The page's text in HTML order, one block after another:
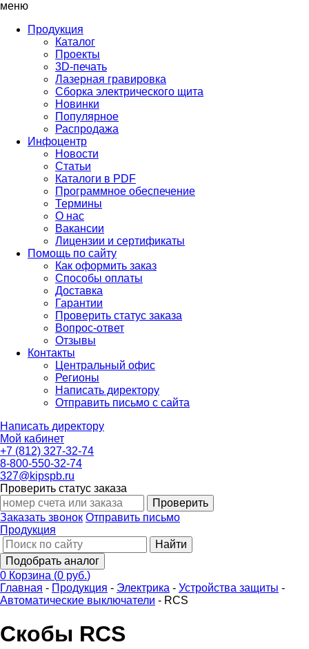
меню
Продукция
Каталог
Проекты
3D-печать
Лазерная гравировка
Сборка электрического щита
Новинки
Популярное
Распродажа
Инфоцентр
Новости
Статьи
Каталоги в PDF
Программное обеспечение
Термины
О нас
Вакансии
Лицензии и сертификаты
Помощь по сайту
Как оформить заказ
Способы оплаты
Доставка
Гарантии
Проверить статус заказа
Вопрос-ответ
Отзывы
Контакты
Центральный офис
Регионы
Написать директору
Отправить письмо с сайта
Написать директору
Мой кабинет
+7 (812) 327-32-74
8-800-550-32-74
327@kipspb.ru
Проверить статус заказа
Проверить
Заказать звонок Отправить письмо
Продукция
Найти
Подобрать аналог
0 Корзина (0 руб.)
Главная - Продукция - Электрика - Устройства защиты -
Автоматические выключатели - RCS
Скобы RCS